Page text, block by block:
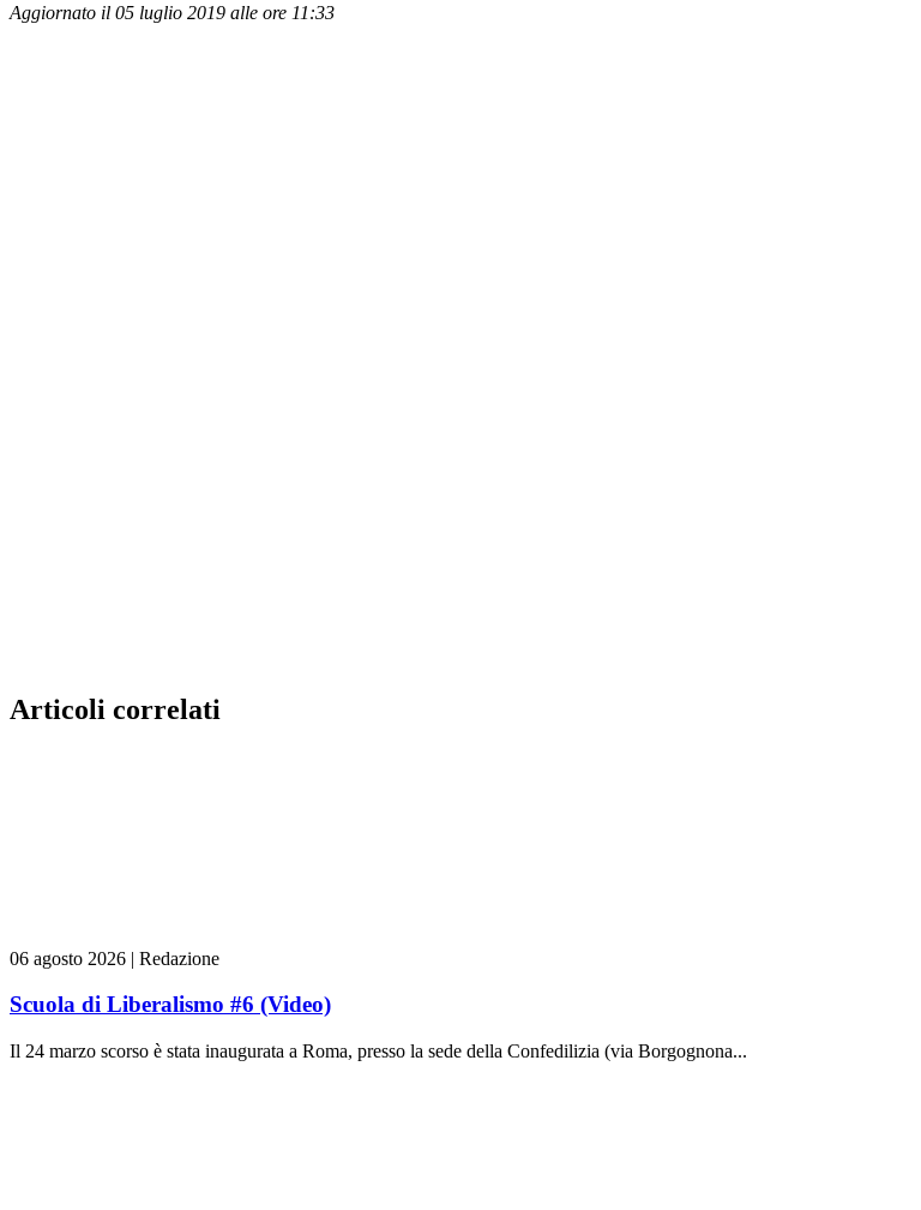
Aggiornato il 05 luglio 2019 alle ore 11:33
Articoli correlati
06 agosto 2026 | Redazione
Scuola di Liberalismo #6 (Video)
Il 24 marzo scorso è stata inaugurata a Roma, presso la sede della Confedilizia (via Borgognona...